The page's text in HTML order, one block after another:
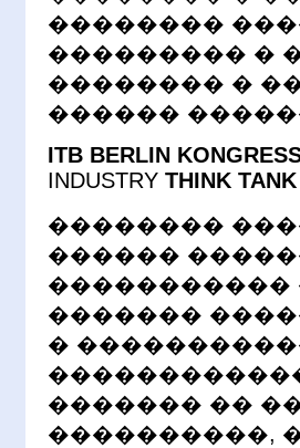
��������
��������� �
�������� �
������
ITB BERLIN
INDUSTRY THINK TANK
��������
������
�����������
�������
�
������� ��
����������,